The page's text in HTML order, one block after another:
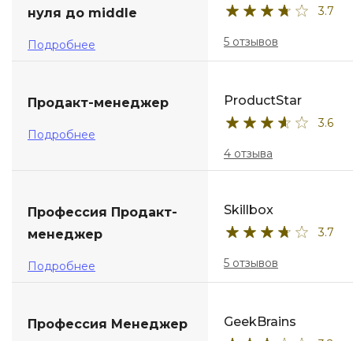
нуля до middle
Подробнее
3.7
5 отзывов
Продакт-менеджер
Подробнее
ProductStar
3.6
4 отзыва
Профессия Продакт-
менеджер
Подробнее
Skillbox
3.7
5 отзывов
Профессия Менеджер
GeekBrains